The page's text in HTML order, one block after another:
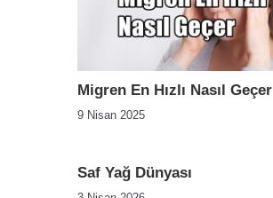
Migren En Hızlı Nasıl Geçer
9 Nisan 2025
Saf Yağ Dünyası